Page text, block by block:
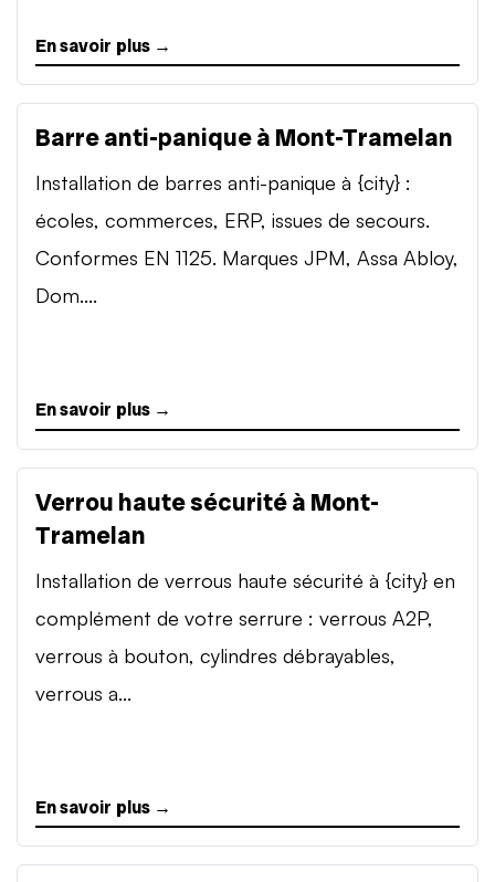
En savoir plus →
Barre anti-panique à Mont-Tramelan
Installation de barres anti-panique à {city} :
écoles, commerces, ERP, issues de secours.
Conformes EN 1125. Marques JPM, Assa Abloy,
Dom....
En savoir plus →
Verrou haute sécurité à Mont-
Tramelan
Installation de verrous haute sécurité à {city} en
complément de votre serrure : verrous A2P,
verrous à bouton, cylindres débrayables,
verrous a...
En savoir plus →